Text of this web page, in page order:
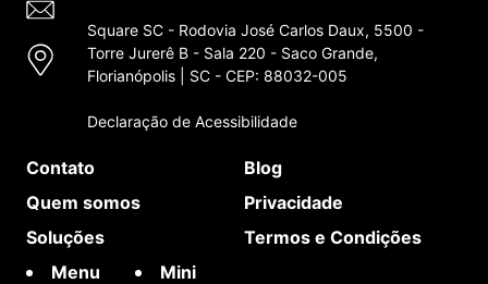
Square SC - Rodovia José Carlos Daux, 5500 -
Torre Jurerê B - Sala 220 - Saco Grande,
Florianópolis | SC - CEP: 88032-005
Declaração de Acessibilidade
Contato
Blog
Quem somos
Privacidade
Soluções
Menu
Mini
Termos e Condições